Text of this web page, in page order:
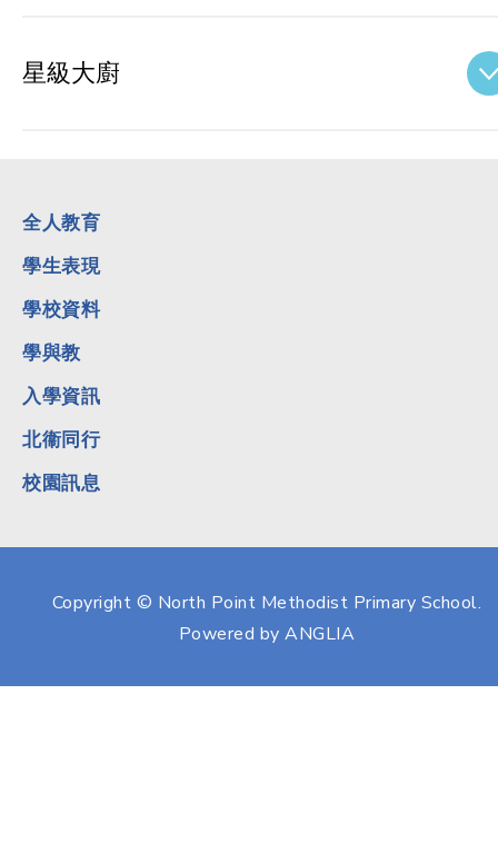
星級大廚
全人教育
學生表現
學校資料
學與教
入學資訊
北衞同行
校園訊息
Copyright © North Point Methodist Primary School.
Powered byANGLIA